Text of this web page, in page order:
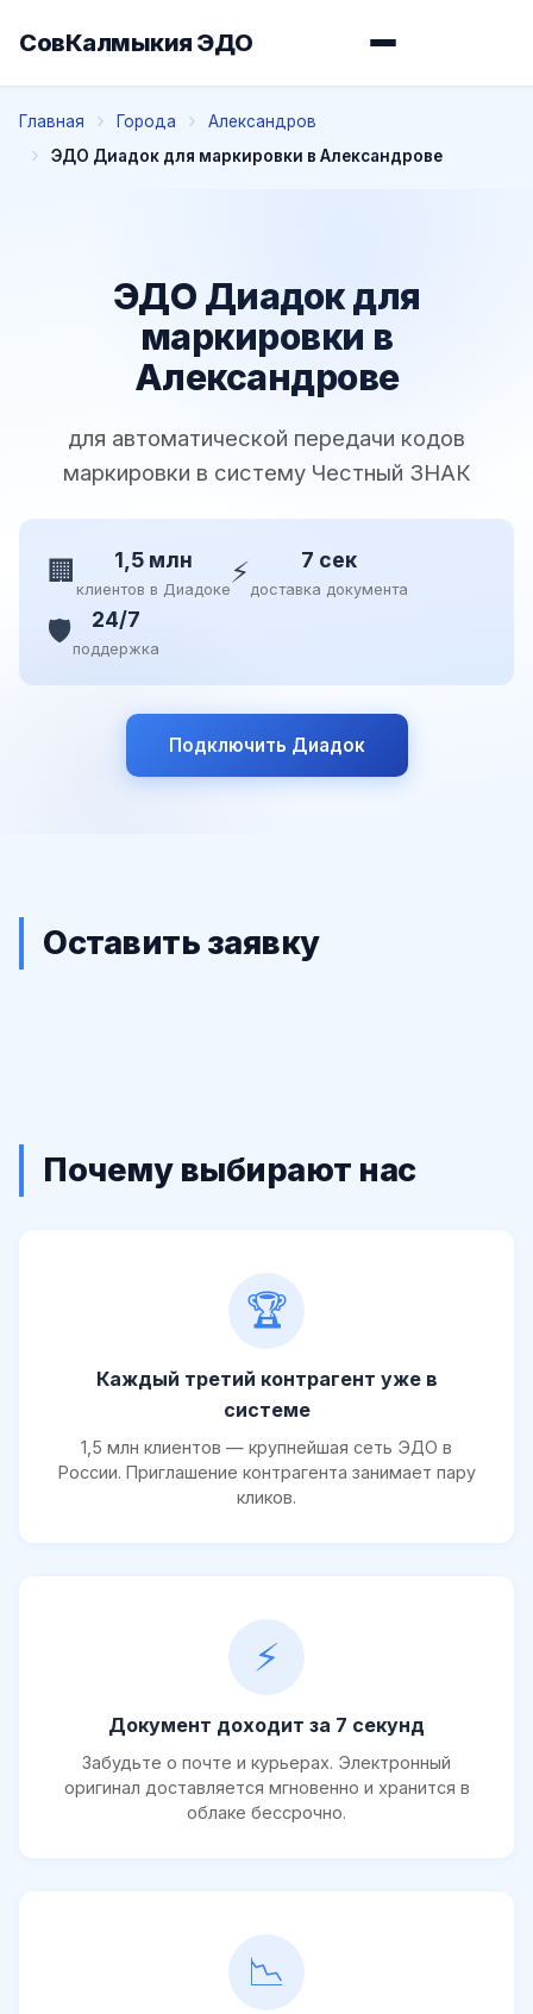
СовКалмыкия ЭДО
Главная Города
Александров
ЭДО Диадок для маркировки в Александрове
ЭДО Диадок для
маркировки в
Александрове
для автоматической передачи кодов
маркировки в систему Честный ЗНАК
🏢 1,5 млн
клиентов в Диадоке⚡ 7 сек
доставка документа
🛡️ 24/7
поддержка
Подключить Диадок
Оставить заявку
Почему выбирают нас
🏆
Каждый третий контрагент уже в
системе
1,5 млн клиентов — крупнейшая сеть ЭДО в
России. Приглашение контрагента занимает пару
кликов.
⚡
Документ доходит за 7 секунд
Забудьте о почте и курьерах. Электронный
оригинал доставляется мгновенно и хранится в
облаке бессрочно.
📉